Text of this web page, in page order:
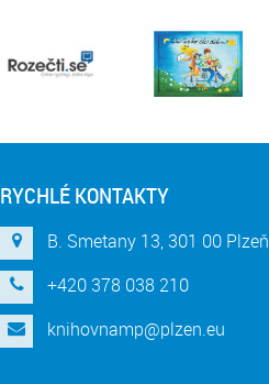
RYCHLÉ KONTAKTY
B. Smetany 13, 301 00 Plzeň
+420 378 038 210
knihovnamp@plzen.eu